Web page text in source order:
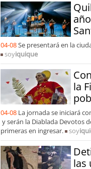
04-08Se presentará en la
soyiquique
la
04-08 La jornada se iniciará
y serán la Diablada Devotos
primeras en ingresar.
soy
las